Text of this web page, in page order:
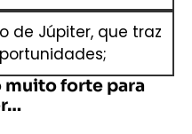
de Júpiter, que traz
muito forte para